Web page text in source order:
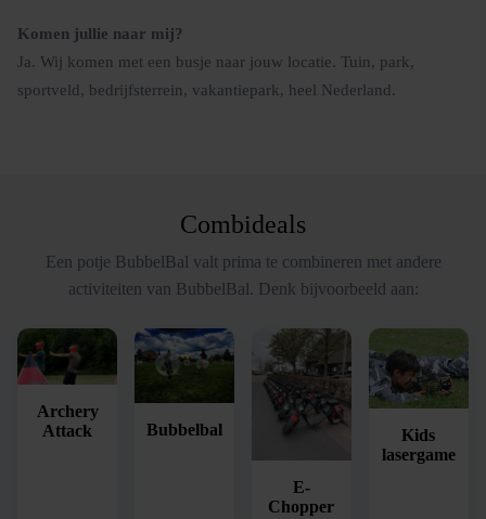
Komen jullie naar mij?
Ja. Wij komen met een busje naar jouw locatie. Tuin, park,
sportveld, bedrijfsterrein, vakantiepark, heel Nederland.
Combideals
Een potje BubbelBal valt prima te combineren met andere
activiteiten van BubbelBal. Denk bijvoorbeeld aan:
Archery
Attack
Bubbelbal
E-
Chopper
Kids
lasergame